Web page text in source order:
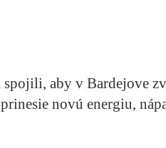
spojili, aby v Bardejove
novú energiu,